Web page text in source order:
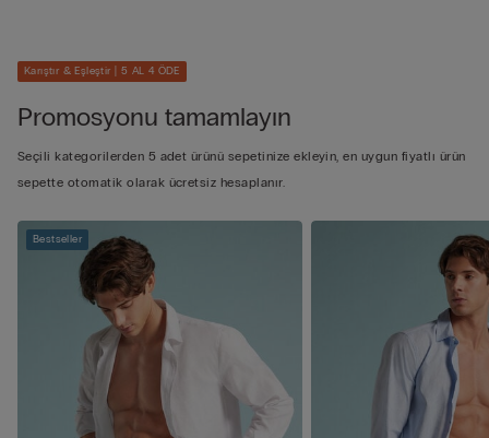
Karıştır & Eşleştir | 5 AL 4 ÖDE
Promosyonu tamamlayın
Seçili kategorilerden 5 adet ürünü sepetinize ekleyin, en uygun fiyatlı ürün
sepette otomatik olarak ücretsiz hesaplanır.
Bestseller